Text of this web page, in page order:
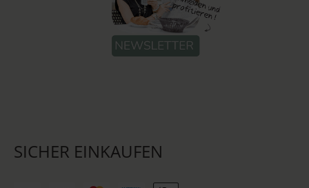
SICHER EINKAUFEN